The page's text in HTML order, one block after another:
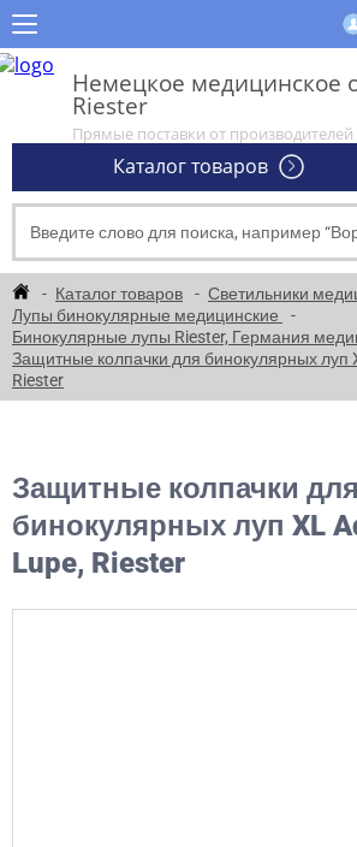
Немецкое медицинское
Riester
Прямые поставки от производителей
Каталог товаров
Каталог товаров
Светильники
Лупы бинокулярные медицинские
Бинокулярные лупы Riester, Германия
Защитные колпачки для бинокулярных луп
Riester
Защитные колпачки для
бинокулярных луп XL
Lupe, Riester